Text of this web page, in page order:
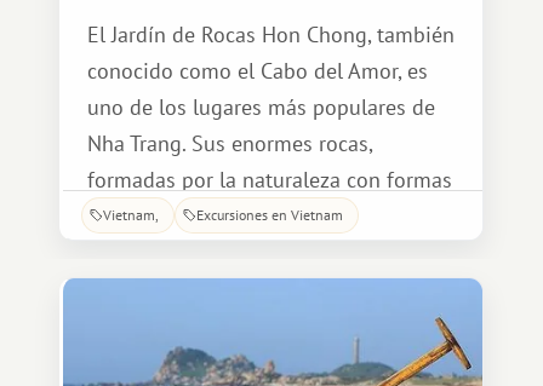
El Jardín de Rocas Hon Chong, también
conocido como el Cabo del Amor, es
uno de los lugares más populares de
Nha Trang. Sus enormes rocas,
formadas por la naturaleza con formas
y tamaños inusuales, cautivan con su
impresionante. Cuenta la leyenda que
un dragón gigante espió a un hada
Vietnam Excursiones en Vietnam